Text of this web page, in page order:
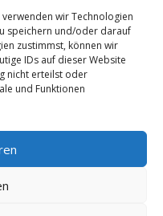
wir Technologien
speichern und/oder darauf
zustimmst, können wir
IDs auf dieser Website
nicht erteilst oder
und Funktionen
(11.33 km)
(11.37 km)
(11.42 km)
(11.45 km)
(11.46 km)